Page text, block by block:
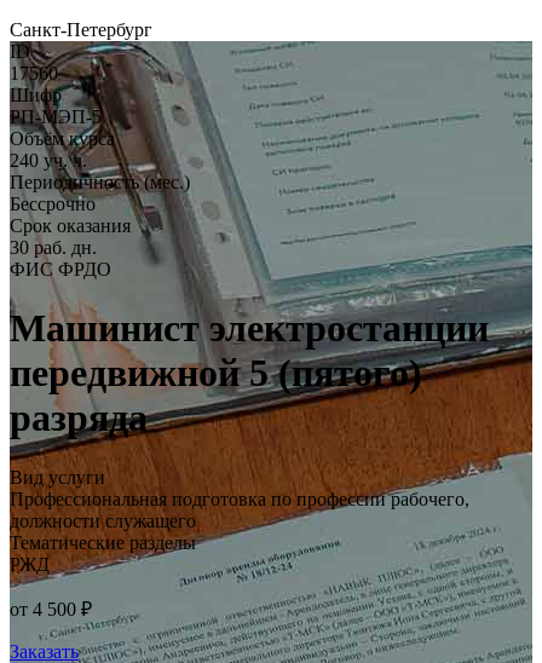
Санкт-Петербург
ID
17560
Шифр
РП-МЭП-5
Объём курса
240 уч. ч.
Периодичность (мес.)
Бессрочно
Срок оказания
30 раб. дн.
ФИС ФРДО
Машинист электростанции
передвижной 5 (пятого)
разряда
Вид услуги
Профессиональная подготовка по профессии рабочего,
должности служащего
Тематические разделы
РЖД
от 4 500 ₽
Заказать